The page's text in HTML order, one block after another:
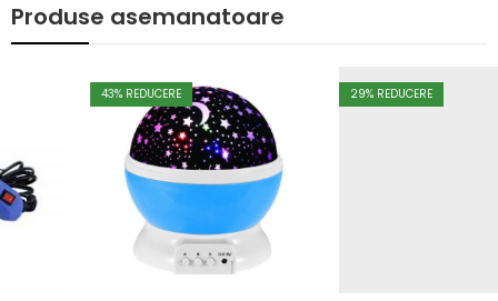
Produse asemanatoare
% REDUCERE % REDUCERE